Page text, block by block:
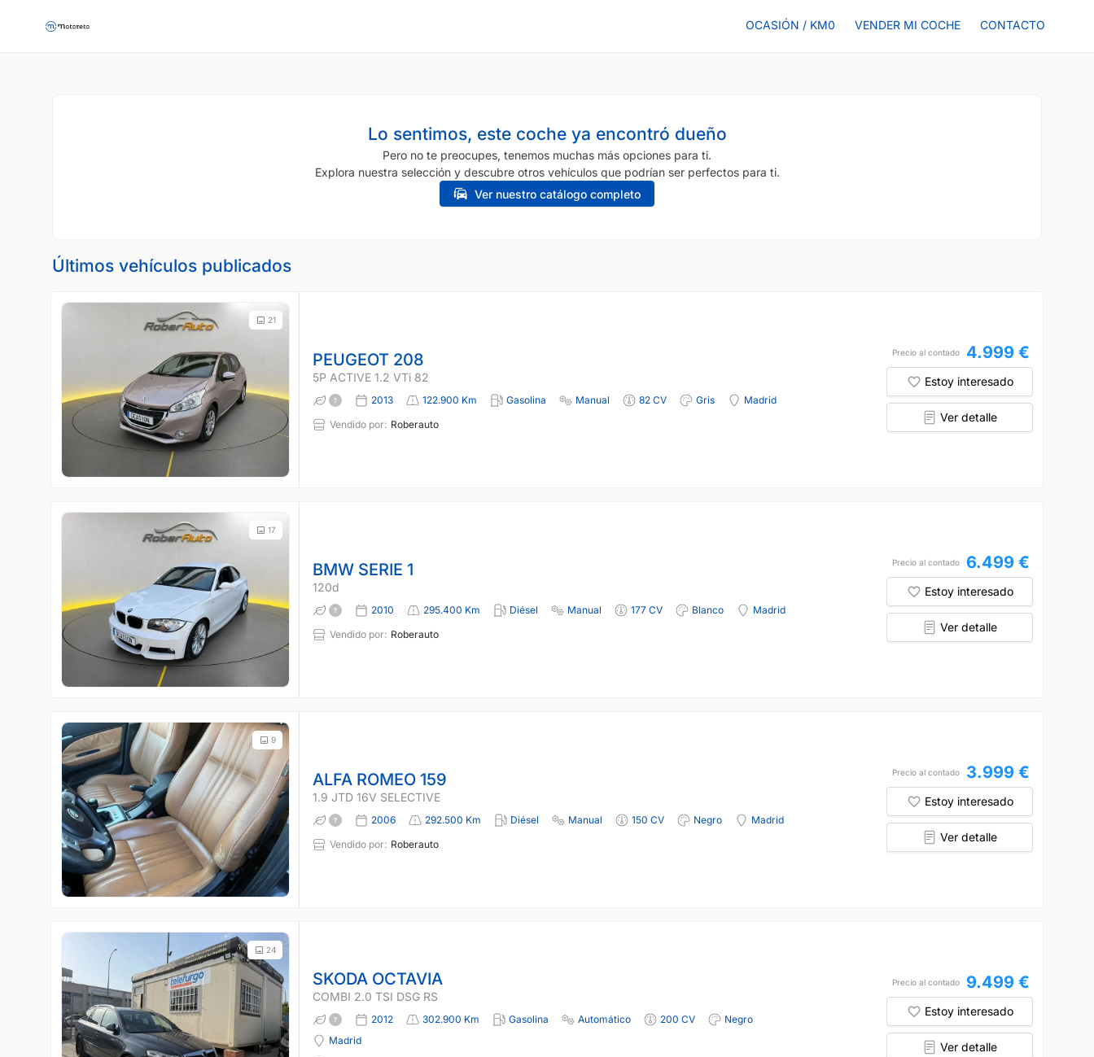
OCASIÓN / KM0 VENDER MI COCHE CONTACTO
Lo sentimos, este coche ya encontró dueño
Pero no te preocupes, tenemos muchas más opciones para ti.
Explora nuestra selección y descubre otros vehículos que podrían ser perfectos para ti.
Ver nuestro catálogo completo
Últimos vehículos publicados
21
PEUGEOT 208
5P ACTIVE 1.2 VTi 82
2013 122.900 Km Gasolina Manual 82 CV Gris
Madrid
Vendido por: Roberauto
Precio al contado 4.999 €
Estoy interesado
Ver detalle
17
BMW SERIE 1
120d
2010 295.400 Km Diésel Manual 177 CV Blanco
Madrid
Vendido por: Roberauto
Precio al contado 6.499 €
Estoy interesado
Ver detalle
9
ALFA ROMEO 159
1.9 JTD 16V SELECTIVE
2006 292.500 Km Diésel Manual 150 CV Negro
Madrid
Vendido por: Roberauto
Precio al contado 3.999 €
Estoy interesado
Ver detalle
24
SKODA OCTAVIA
COMBI 2.0 TSI DSG RS
2012 302.900 Km Gasolina Automático 200 CV
Negro
Madrid
Precio al contado 9.499 €
Estoy interesado
Ver detalle